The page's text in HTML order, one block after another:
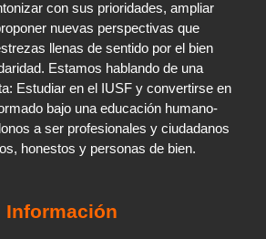
con sus prioridades, ampliar
nuevas perspectivas que
llenas de sentido por el bien
Estamos hablando de una
Estudiar en el IUSF y convertirse en
bajo una educación humano-
a ser profesionales y ciudadanos
honestos y personas de bien.
Información